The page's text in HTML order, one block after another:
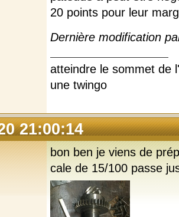
20 points pour leur
Dernière modification
atteindre le sommet de
une twingo
21:00:14
bon ben je viens de
cale de 15/100 passe